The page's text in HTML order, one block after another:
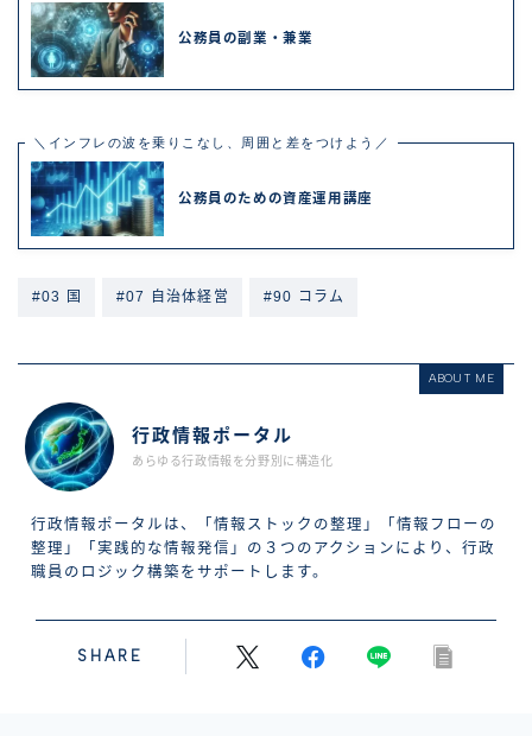
公務員の副業・兼業
＼インフレの波を乗りこなし、周囲と差をつけよう／
公務員のための資産運用講座
#03 国 #07 自治体経営 #90 コラム
ABOUT ME
行政情報ポータル
あらゆる行政情報を分野別に構造化
行政情報ポータルは、「情報ストックの整理」「情報フローの
整理」「実践的な情報発信」の３つのアクションにより、行政
職員のロジック構築をサポートします。
SHARE